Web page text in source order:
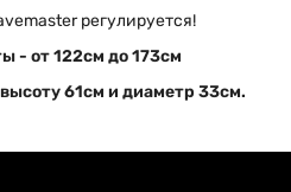
регулируется!
- от 122см до 173см
61см и диаметр 33см.